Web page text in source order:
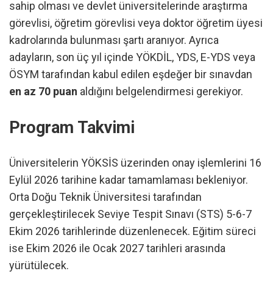
sahip olması ve devlet üniversitelerinde araştırma
görevlisi, öğretim görevlisi veya doktor öğretim üyesi
kadrolarında bulunması şartı aranıyor. Ayrıca
adayların, son üç yıl içinde YÖKDİL, YDS, E-YDS veya
ÖSYM tarafından kabul edilen eşdeğer bir sınavdan
en az 70 puan aldığını belgelendirmesi gerekiyor.
Program Takvimi
Üniversitelerin YÖKSİS üzerinden onay işlemlerini 16
Eylül 2026 tarihine kadar tamamlaması bekleniyor.
Orta Doğu Teknik Üniversitesi tarafından
gerçekleştirilecek Seviye Tespit Sınavı (STS) 5-6-7
Ekim 2026 tarihlerinde düzenlenecek. Eğitim süreci
ise Ekim 2026 ile Ocak 2027 tarihleri arasında
yürütülecek.